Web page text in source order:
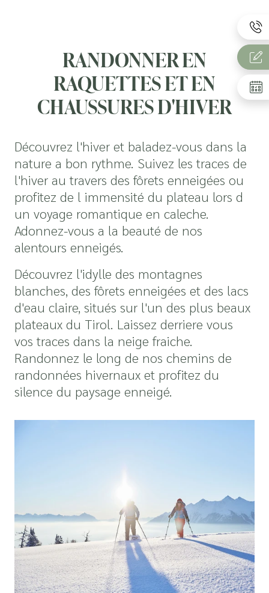
RANDONNER EN
RAQUETTES ET EN
CHAUSSURES D'HIVER
Découvrez l'hiver et baladez-vous dans la
nature a bon rythme. Suivez les traces de
l'hiver au travers des fôrets enneigées ou
profitez de l immensité du plateau lors d
un voyage romantique en caleche.
Adonnez-vous a la beauté de nos
alentours enneigés.
Découvrez l'idylle des montagnes
blanches, des fôrets enneigées et des lacs
d'eau claire, situés sur l'un des plus beaux
plateaux du Tirol. Laissez derriere vous
vos traces dans la neige fraiche.
Randonnez le long de nos chemins de
randonnées hivernaux et profitez du
silence du paysage enneigé.